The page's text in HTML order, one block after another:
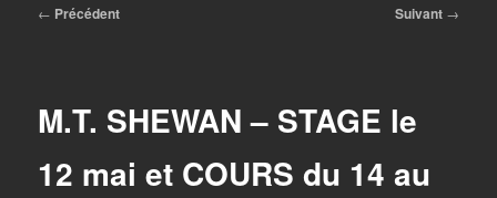
Navigation
← Précédent Suivant →
M.T. SHEWAN – STAGE le
12 mai et COURS du 14 au